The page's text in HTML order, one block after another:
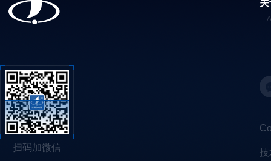
扫码加微信 技